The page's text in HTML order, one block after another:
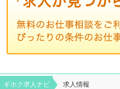
ギホク求⼈ナビ 求人情報